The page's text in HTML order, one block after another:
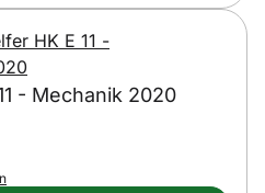
- Mechanik 2020